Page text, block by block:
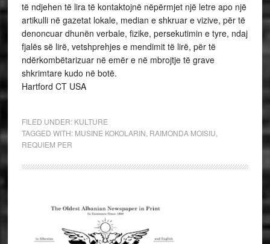
të ndjehen të lira të kontaktojnë nëpërmjet një letre apo një
artikulli në gazetat lokale, median e shkruar e vizive, për të
denoncuar dhunën verbale, fizike, persekutimin e tyre, ndaj
fjalës së lirë, vetshprehjes e mendimit të lirë, për të
ndërkombëtarizuar në emër e në mbrojtje të grave
shkrimtare kudo në botë.
Hartford CT USA
FILED UNDER: KULTURE
TAGGED WITH: MUSINE KOKOLARIN RAIMONDA MOISIU
REQUIEM PER